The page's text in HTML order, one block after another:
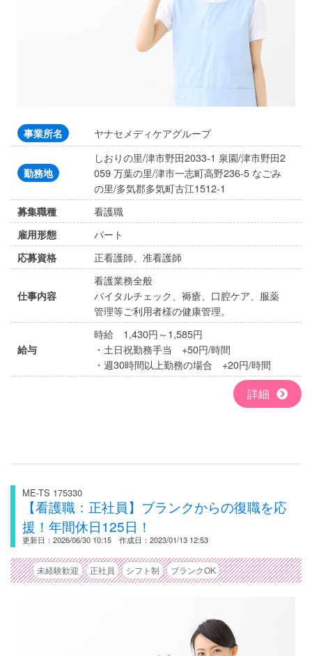
事業所名 ヤナセメディケアグループ
勤務地
しおりの里/津市野田2033-1 泉園/津市野田2
059 万葉の里/津市一志町高野236-5 なごみ
の里/多気郡多気町古江1512-1
募集職種 看護職
雇用形態 パート
応募資格 正看護師、准看護師
仕事内容
看護業務全般
バイタルチェック、褥瘡、口腔ケア、服薬
管理等ご利用者様の健康管理。
給与
時給 1,430円～1,585円
・土日祝勤務手当 +50円/時間
・週30時間以上勤務の場合 +20円/時間
詳細
ME-TS 175330
【看護職：正社員】ブランクからの復職を応
援！年間休日125日！
更新日：2026/06/30 10:15 作成日：2023/01/13 12:53
未経験歓迎 正社員 シフト制 ブランクOK